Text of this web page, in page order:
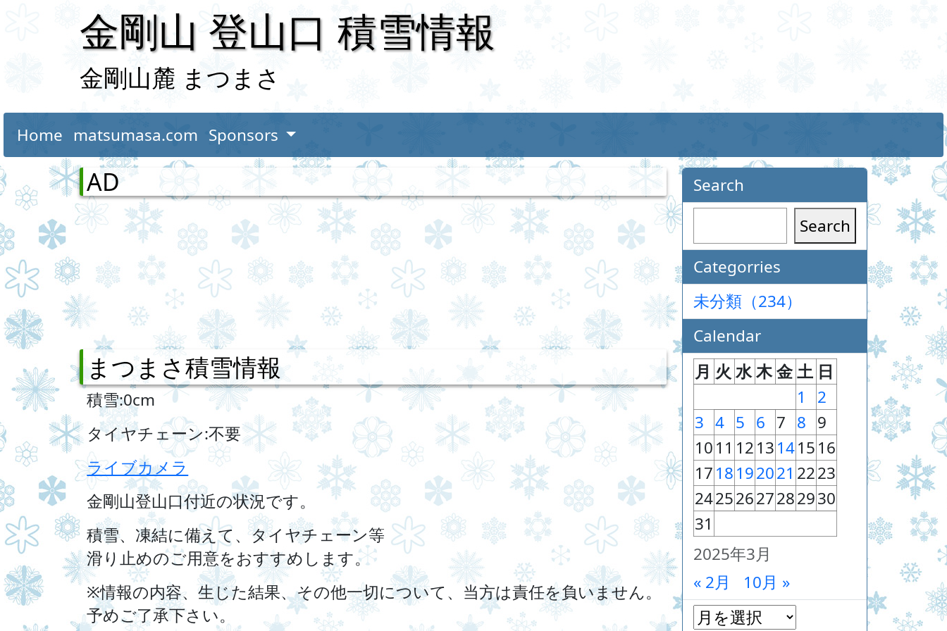
金剛山 登山口 積雪情報
金剛山麓 まつまさ
Home matsumasa.com Sponsors
AD
まつまさ積雪情報
積雪:0cm
タイヤチェーン:不要
ライブカメラ
金剛山登山口付近の状況です。
積雪、凍結に備えて、タイヤチェーン等
滑り止めのご用意をおすすめします。
※情報の内容、生じた結果、その他一切について、当方は責任を負いません。
予めご了承下さい。
Search
Search
Categorries
未分類（234）
Calendar
2025年3月
月 火 水木金 土 日
1
2
3 4 5 6 7 8 9
1011 1213141516
1718192021 2223
24252627282930
31
« 2月 10月 »